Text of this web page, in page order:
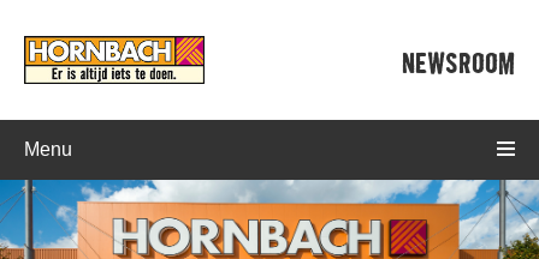
NEWSROOM
Menu